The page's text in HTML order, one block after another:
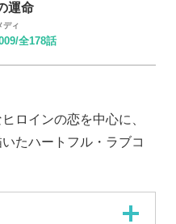
運命
ディ
全178話
ロインの恋を中心に、
たハートフル・ラブコ